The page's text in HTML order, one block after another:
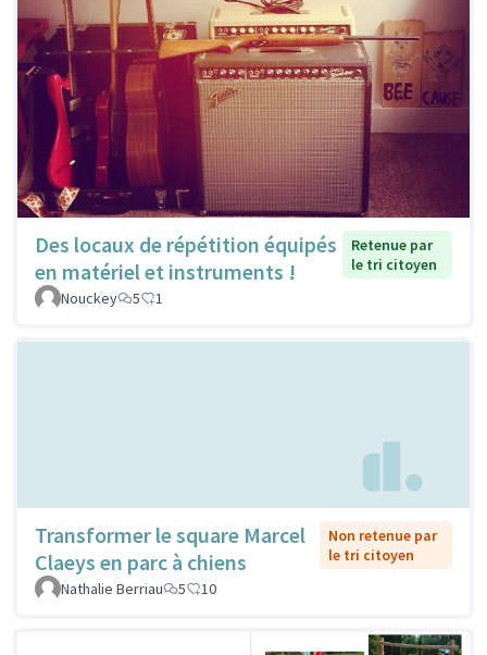
Des locaux de répétition équipés
en matériel et instruments !
Retenue par
le tri citoyen
Nouckey
5 1
Transformer le square Marcel
Claeys en parc à chiens
Non retenue par
le tri citoyen
Nathalie Berriau
5 10